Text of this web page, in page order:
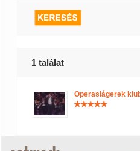
1 találat
Operaslágerek